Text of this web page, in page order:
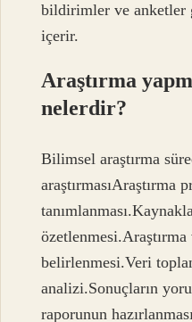
bildirimler ve anketler
içerir.
Araştırma
nelerdir?
Bilimsel araştırma
araştırmasıAraştırma
belirlenmesi.Veri
analizi.Sonuçların
raporunun